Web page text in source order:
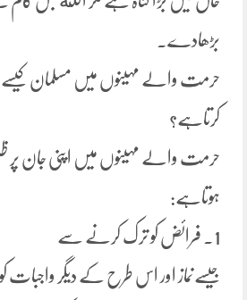
بڑھادے۔
حرمت والے مہینوں میں مسلمان
کرتاہے؟
حرمت والے مہینوں میں اپنی جان پر
ہوتاہے:
1۔ فرائض کو ترک کرنے سے
جیسےنماز اور اس طرح کے دیگر واجبات کو